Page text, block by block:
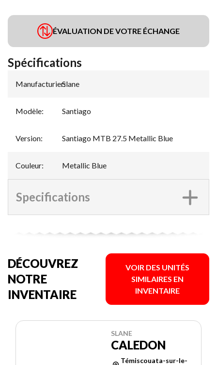
ÉVALUATION DE VOTRE ÉCHANGE
Spécifications
Manufacturier:
Slane
Modèle: Santiago
Version: Santiago MTB 27.5 Metallic Blue
Couleur: Metallic Blue
Specifications
DÉCOUVREZ
NOTRE
INVENTAIRE
VOIR DES UNITÉS
SIMILAIRES EN
INVENTAIRE
SLANE
CALEDON
Témiscouata-sur-le-